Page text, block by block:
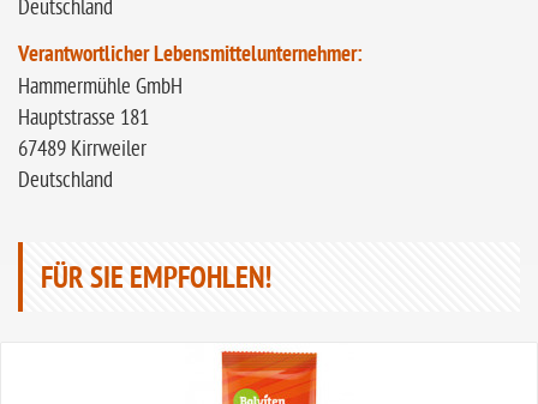
Deutschland
Verantwortlicher Lebensmittelunternehmer:
Hammermühle GmbH
Hauptstrasse 181
67489 Kirrweiler
Deutschland
FÜR SIE EMPFOHLEN!